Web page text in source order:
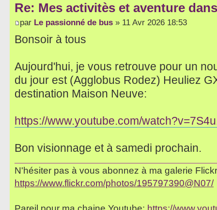
Re: Mes activitès et aventure
par Le passionné de bus » 11 Avr 2026 18:53
Bonsoir à tous
Aujourd'hui, je vous retrouve pour un
du jour est (Agglobus Rodez) Heuliez
destination Maison Neuve:
https://www.youtube.com/
Bon visionnage et à samedi prochain.
N'hésiter pas à vous abonnez à ma galerie
https://www.flickr.com/photos/195797390@N07/